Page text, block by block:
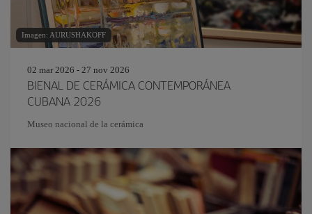
Imagen: AURUSHAKOFF
02 mar 2026 - 27 nov 2026
BIENAL DE CERÁMICA CONTEMPORÁNEA
CUBANA 2026
Museo nacional de la cerámica